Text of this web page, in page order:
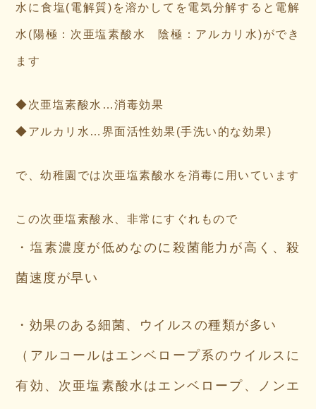
水に食塩(電解質)を溶かしてを電気分解すると電解
水(陽極：次亜塩素酸水 陰極：アルカリ水)ができ
ます
◆次亜塩素酸水…消毒効果
◆アルカリ水…界面活性効果(手洗い的な効果)
で、幼稚園では次亜塩素酸水を消毒に用いています
この次亜塩素酸水、非常にすぐれもので
・塩素濃度が低めなのに殺菌能力が高く、殺
菌速度が早い
・効果のある細菌、ウイルスの種類が多い
（アルコールはエンベロープ系のウイルスに
有効、次亜塩素酸水はエンベロープ、ノンエ